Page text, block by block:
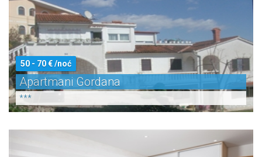
50 - 70 € /noć
Apartmani Gordana
***